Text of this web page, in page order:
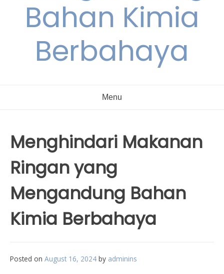
Bahan Kimia
Berbahaya
Menu
Menghindari Makanan
Ringan yang
Mengandung Bahan
Kimia Berbahaya
Posted on August 16, 2024 by adminins